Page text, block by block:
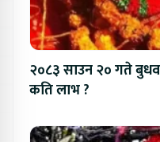
२०८३ साउन २० गते
कति लाभ ?